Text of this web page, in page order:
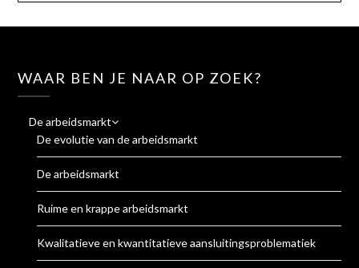
WAAR BEN JE NAAR OP ZOEK?
De arbeidsmarkt
De evolutie van de arbeidsmarkt
De arbeidsmarkt
Ruime en krappe arbeidsmarkt
Kwalitatieve en kwantitatieve aansluitingsproblematiek